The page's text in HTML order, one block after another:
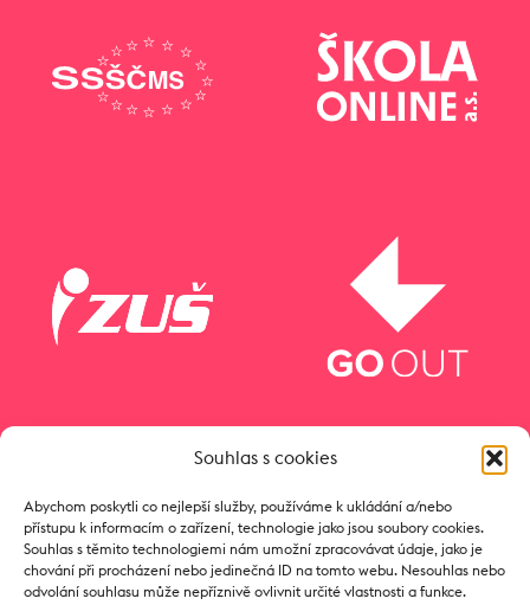
Souhlas s cookies
Abychom poskytli co nejlepší služby, používáme k ukládání a/nebo
přístupu k informacím o zařízení, technologie jako jsou soubory cookies.
Souhlas s těmito technologiemi nám umožní zpracovávat údaje, jako je
chování při procházení nebo jedinečná ID na tomto webu. Nesouhlas nebo
odvolání souhlasu může nepříznivě ovlivnit určité vlastnosti a funkce.